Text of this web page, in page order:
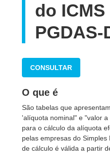
do ICMS
PGDAS-
CONSULTAR
O que é
São tabelas que
'alíquota nominal" e "valor
para o cálculo da alíquota
pelas empresas do
de cálculo é válida a partir